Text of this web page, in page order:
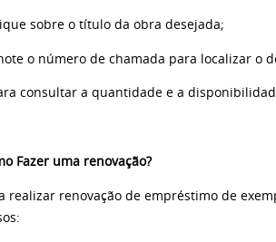
sobre o título da obra desejada;
o número de chamada para localizar o
consultar a quantidade e a
Fazer uma renovação?
realizar renovação de empréstimo de